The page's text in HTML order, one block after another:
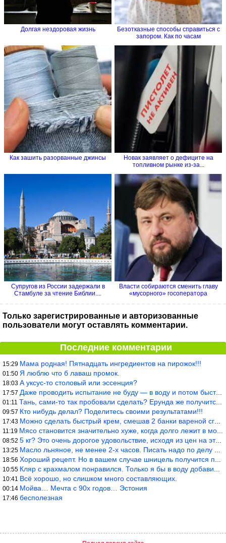
Долгая нездоровая жизнь
Безотказные способы справиться с
запором. Как по часам
Как зашить разорванные джинсы
Новак заявляет о дефиците на
топливном рынке из-за...
Супругов из России задержали в
Стамбуле за чтение Библии....
Власти собираются cменить главу
«мусорного» госоператора
Только зарегистрированные и авторизованные
пользователи могут оставлять комментарии.
Последние комментарии
15:29 Мама родная! Пятнадцать ингредиентов на пирожок!!!
01:50 Я люблю что б лаваш промок.
18:03 А уксус-то столовый или эссенция?
17:57 Даже проводить испытание не буду — в воду и потом быстро в раска
01:11 Тань, сами-то так пробовали сделать? Ерунда же получится. Нет, с
09:57 Кто нибудь делал? Поделитесь своими результатами!!!
17:43 Можно сделать быстрый крем, смешав 2 банки вареной сгущенки со с
11:19 Мясо становится значительно хуже, когда долго лежит в морозилке
08:52 5 кг? Это очень дорогое удовольствие, исходя из цен на эту ягоду
13:25 Масло льняное, не менее 2-х часов. Писать надо по делу и подробн
18:56 Хороший рецепт. Но в вашем случае шницель получится парено-варен
10:55 Кляр с крахмалом понравился. Только я бы в воду добавил бы молок
10:41 Всё хорошо, но слишком много составляющих.
00:14 Мойва… Мечта с 90х годов… Эстония
17:46 бесполезная